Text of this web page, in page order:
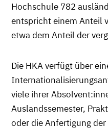
Hochschule 782
entspricht einem Anteil
etwa dem Anteil der
Die HKA verfügt über
viele ihrer
Auslandssemester,
oder die Anfertigung